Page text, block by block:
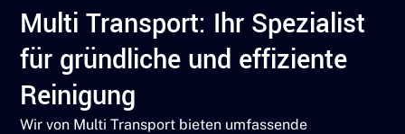
Multi Transport: Ihr Spezialist
für gründliche und effiziente
Reinigung
Wir von Multi Transport bieten umfassende